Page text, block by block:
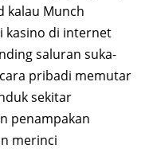
kalau Munch
kasino di internet
saluran suka-
pribadi memutar
sekitar
penampakan
merinci